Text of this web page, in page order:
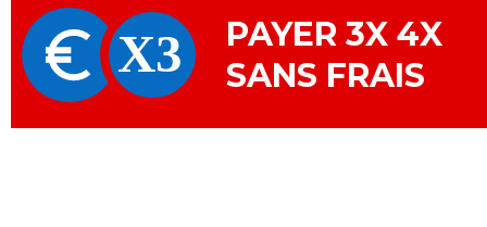
PAYER 3X 4X
SANS FRAIS